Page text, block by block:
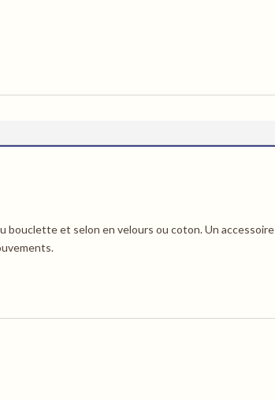
bouclette et selon en velours ou coton. Un accessoire